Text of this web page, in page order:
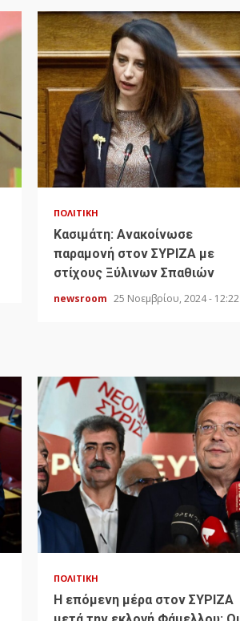
ΠΟΛΙΤΙΚΉ
Κασιμάτη: Ανακοίνωσε
παραμονή στον ΣΥΡΙΖΑ με
στίχους Ξύλινων Σπαθιών
newsroom 25 Νοεμβρίου, 2024 - 12:22
ΠΟΛΙΤΙΚΉ
H επόμενη μέρα στον ΣΥΡΙΖΑ